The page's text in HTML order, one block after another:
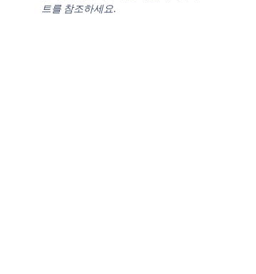
트를 참조하세요.